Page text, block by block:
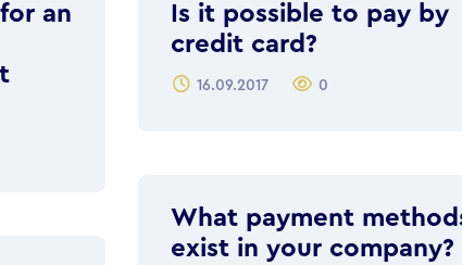
an
Is it possible to pay by
credit card?
16.09.2017 0
What payment
exist in your company?